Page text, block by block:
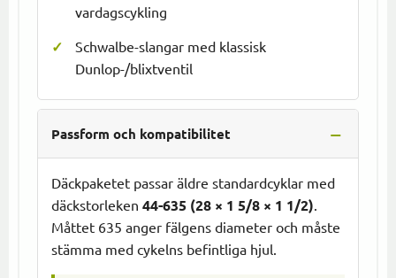
vardagscykling
Schwalbe-slangar med klassisk
Dunlop-/blixtventil
Passform och kompatibilitet
Däckpaketet passar äldre standardcyklar med
däckstorleken 44-635 (28 × 1 5/8 × 1 1/2).
Måttet 635 anger fälgens diameter och måste
stämma med cykelns befintliga hjul.